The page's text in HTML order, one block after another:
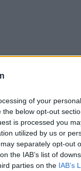
of your
below opt-out
is processed you
utilized by us or
separately opt-out
the IAB’s list of
parties on the IAB’s